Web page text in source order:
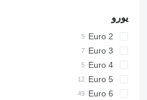
يورو
Euro 2
Euro 3
Euro 4
Euro 5
Euro 6